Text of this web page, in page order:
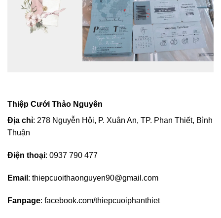
Thiệp Cưới Thảo Nguyên
Địa chỉ: 278 Nguyễn Hội, P. Xuân An, TP. Phan Thiết, Bình
Thuận
Điện thoại: 0937 790 477
Email : thiepcuoithaonguyen90@gmail.com
Fanpage: facebook.com/thiepcuoiphanthiet